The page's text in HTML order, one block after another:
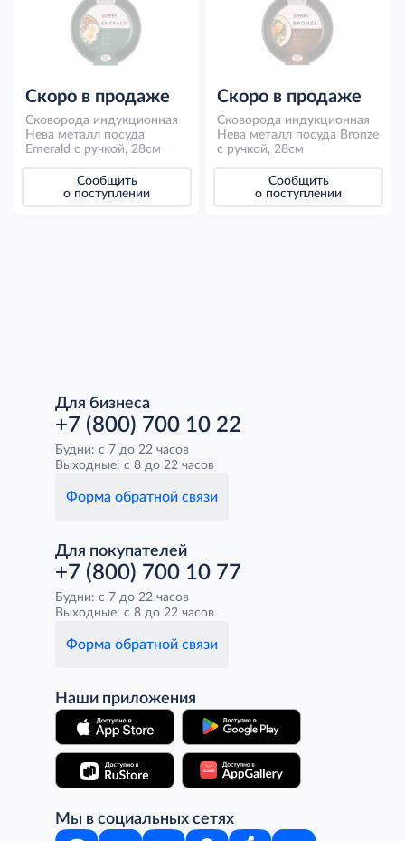
Скоро в продаже
Сковорода индукционная
Нева металл посуда
Emerald с ручкой, 28см
Сообщить
о поступлении
Скоро в продаже
Сковорода индукционная
Нева металл посуда Bronze
с ручкой, 28см
Сообщить
о поступлении
Для бизнеса
+7 (800) 700 10 22
Будни: с 7 до 22 часов
Выходные: с 8 до 22 часов
Форма обратной связи
Для покупателей
+7 (800) 700 10 77
Будни: с 7 до 22 часов
Выходные: с 8 до 22 часов
Форма обратной связи
Наши приложения
Мы в социальных сетях